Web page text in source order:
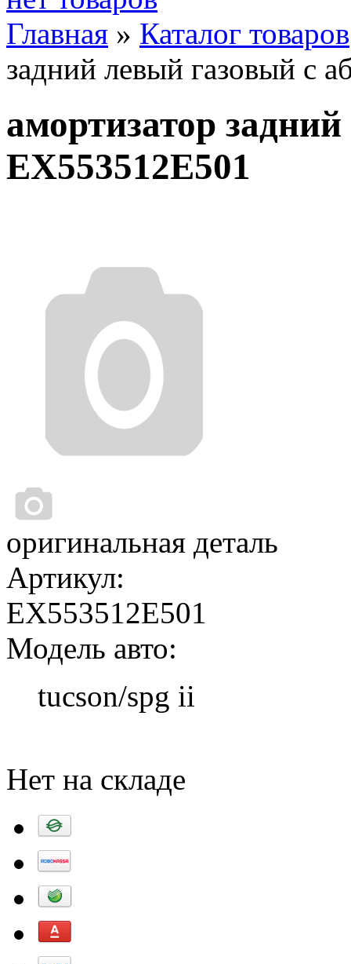
Главная » Каталог товаров
задний левый газовый с
амортизатор
EX553512E501
оригинальная деталь
Артикул:
EX553512E501
Модель авто:
tucson/spg ii
Нет на складе